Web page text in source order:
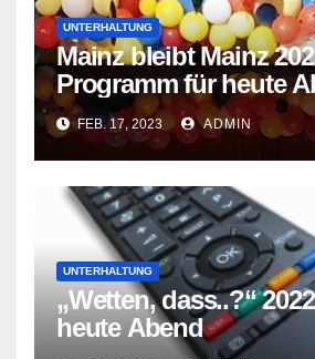
UNTERHALTUNG
Mainz bleibt Mainz
Programm für heute
FEB. 17, 2023 ADMIN
UNTERHALTUNG
„Wetten, dass..?“
heute Abend